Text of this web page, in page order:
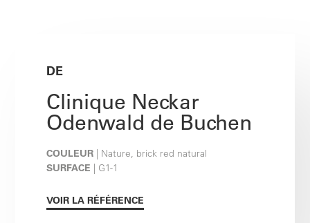
DE
Clinique Neckar
Odenwald de Buchen
COULEUR | Nature, brick red natural
SURFACE | G1-1
VOIR LA RÉFÉRENCE